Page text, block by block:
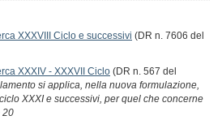
XXXVIII Ciclo e successivi (DR n. 7606 del
XXXIV - XXXVII Ciclo (DR n. 567 del
si applica, nella nuova formulazione,
XXXI e successivi, per quel che concerne
20